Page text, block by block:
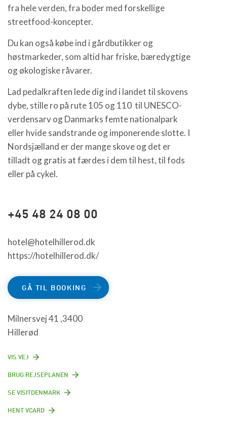
fra hele verden, fra boder med forskellige
streetfood-koncepter.
Du kan også købe ind i gårdbutikker og
høstmarkeder, som altid har friske, bæredygtige
og økologiske råvarer.
Lad pedalkraften lede dig ind i landet til skovens
dybe, stille ro på rute 105 og 110 til UNESCO-
verdensarv og Danmarks femte nationalpark
eller hvide sandstrande og imponerende slotte. I
Nordsjælland er der mange skove og det er
tilladt og gratis at færdes i dem til hest, til fods
eller på cykel.
+45 48 24 08 00
hotel@hotelhillerod.dk
https://hotelhillerod.dk/
GÅ TIL BOOKING
Milnersvej 41 ,3400
Hillerød
VIS VEJ
BRUG REJSEPLANEN
SE VISITDENMARK
HENT VCARD